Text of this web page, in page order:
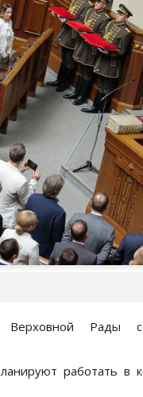
Верховной Рады
работать в